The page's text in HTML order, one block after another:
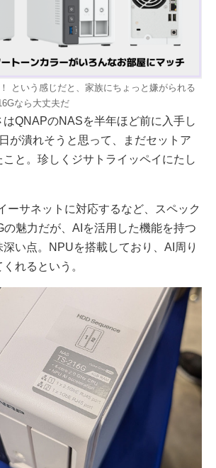
という感じだと、家族にちょっと嫌がられる
なら大丈夫だ
QNAPのNASを半年ほど前に入手し
が潰れそうと思って、まだセットア
こと。珍しくジサトライッペイにたし
サネットに対応するなど、スペック
魅力だが、AIを活用した機能を持つ
い点。NPUを搭載しており、AI周り
れるという。